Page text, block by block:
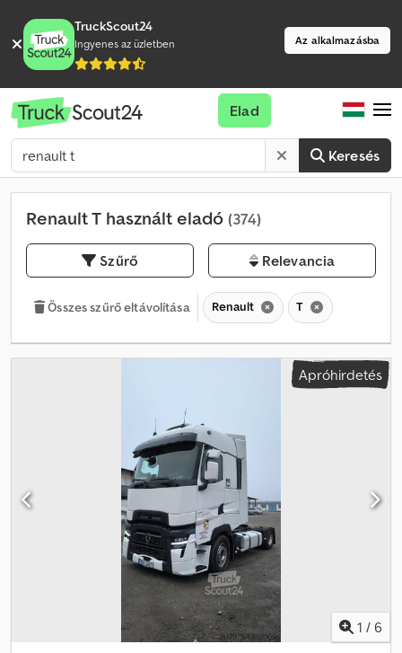
TruckScout24
Ingyenes az üzletben Az alkalmazásba
Keresés
Elad
Renault T használt eladó (374)
Szűrő Relevancia
Összes szűrő eltávolítása Renault T
Apróhirdetés
1 / 6